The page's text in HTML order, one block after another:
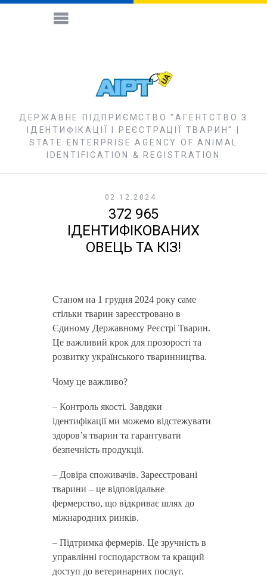
ДЕРЖАВНЕ ПІДПРИЄМСТВО "АГЕНТСТВО З
ІДЕНТИФІКАЦІЇ І РЕЄСТРАЦІЇ ТВАРИН" |
STATE ENTERPRISE AGENCY OF ANIMAL
IDENTIFICATION & REGISTRATION
02.12.2024
372 965
ІДЕНТИФІКОВАНИХ
ОВЕЦЬ ТА КІЗ!
Станом на 1 грудня 2024 року саме
стільки тварин зареєстровано в
Єдиному Державному Реєстрі Тварин.
Це важливий крок для прозорості та
розвитку українського тваринництва.
Чому це важливо?
– Контроль якості. Завдяки
ідентифікації ми можемо відстежувати
здоров’я тварин та гарантувати
безпечність продукції.
– Довіра споживачів. Зареєстровані
тварини – це відповідальне
фермерство, що відкриває шлях до
міжнародних ринків.
– Підтримка фермерів. Це зручність в
управлінні господарством та кращий
доступ до ветеринарних послуг.